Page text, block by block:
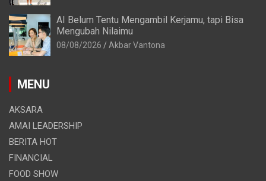
AI Belum Tentu Mengambil Kerjamu, tapi Bisa
Mengubah Nilaimu
08/08/2026 Akbar Vantona
MENU
AKSARA
AMAI LEADERSHIP
BERITA HOT
FINANCIAL
FOOD SHOW